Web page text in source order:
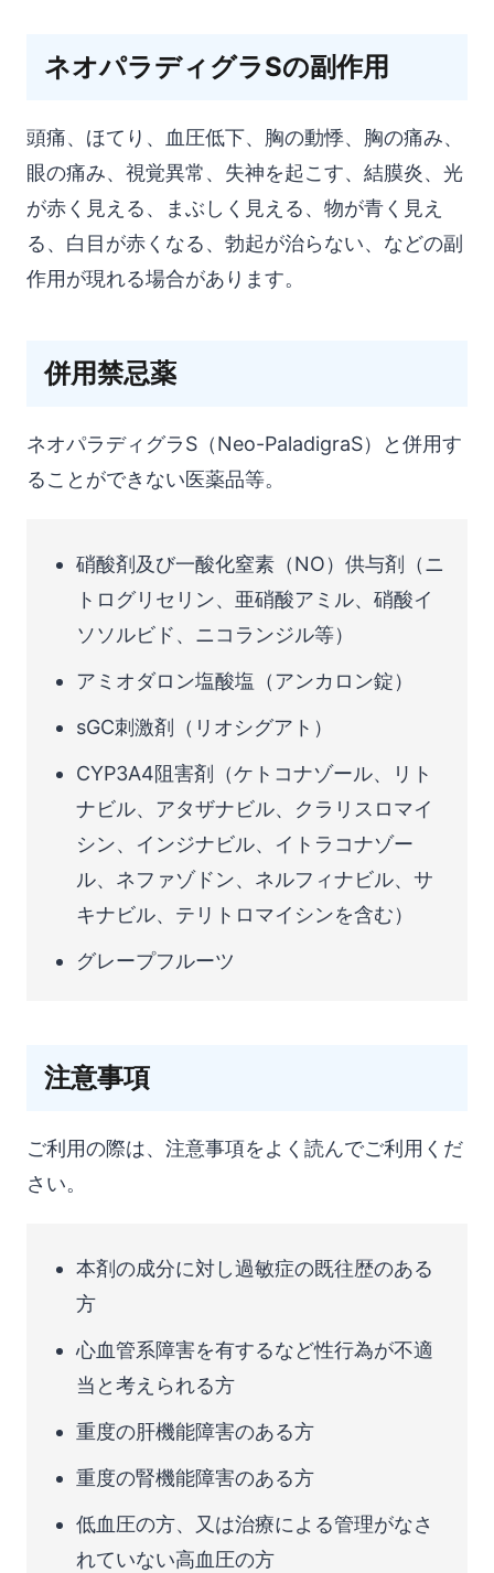
ネオパラディグラSの副作用
頭痛、ほてり、血圧低下、胸の動悸、胸の痛み、
眼の痛み、視覚異常、失神を起こす、結膜炎、光
が赤く見える、まぶしく見える、物が青く見え
る、白目が赤くなる、勃起が治らない、などの副
作用が現れる場合があります。
併用禁忌薬
ネオパラディグラS（Neo-PaladigraS）と併用す
ることができない医薬品等。
硝酸剤及び一酸化窒素（NO）供与剤（ニ
トログリセリン、亜硝酸アミル、硝酸イ
ソソルビド、ニコランジル等）
アミオダロン塩酸塩（アンカロン錠）
sGC刺激剤（リオシグアト）
CYP3A4阻害剤（ケトコナゾール、リト
ナビル、アタザナビル、クラリスロマイ
シン、インジナビル、イトラコナゾー
ル、ネファゾドン、ネルフィナビル、サ
キナビル、テリトロマイシンを含む）
グレープフルーツ
注意事項
ご利用の際は、注意事項をよく読んでご利用くだ
さい。
本剤の成分に対し過敏症の既往歴のある
方
心血管系障害を有するなど性行為が不適
当と考えられる方
重度の肝機能障害のある方
重度の腎機能障害のある方
低血圧の方、又は治療による管理がなさ
れていない高血圧の方